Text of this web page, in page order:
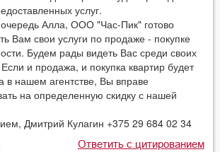
услуг.
Алла, ООО "Час-Пик" готово
Вам свои услуги по продаже - покупке
Будем рады видеть Вас среди своих
и продажа, и покупка квартир будет
в нашем агентстве, Вы вправе
на определенную скидку с нашей
Дмитрий Кулагин +375 29 684 02 34
Ответить с цитированием